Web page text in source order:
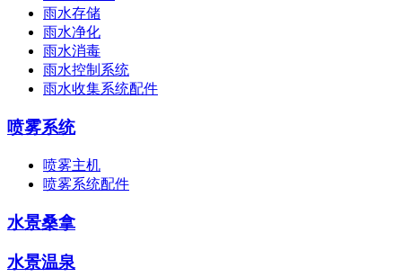
雨水存储
雨水净化
雨水消毒
雨水控制系统
雨水收集系统配件
喷雾系统
喷雾主机
喷雾系统配件
水景桑拿
水景温泉